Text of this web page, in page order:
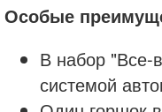
Особые
В набор "Все-
системой